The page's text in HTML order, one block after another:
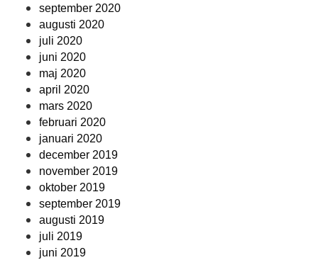
september 2020
augusti 2020
juli 2020
juni 2020
maj 2020
april 2020
mars 2020
februari 2020
januari 2020
december 2019
november 2019
oktober 2019
september 2019
augusti 2019
juli 2019
juni 2019